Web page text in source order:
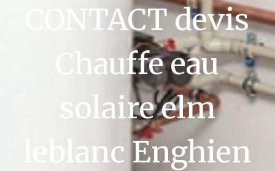
CONTACT devis
Chauffe eau
solaire elm
leblanc Enghien